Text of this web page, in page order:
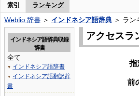
索引 ランキング
Weblio 辞書 ＞ インドネシア語辞典 ＞ ラン
アクセスラ
指
前
インドネシア語辞典収録
辞書
全て
▼ インドネシア語辞書
▼
インドネシア語翻訳辞
書